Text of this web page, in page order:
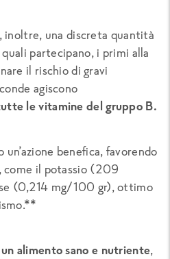
inoltre, una discreta quantità
quali partecipano, i primi alla
il rischio di gravi
agiscono
le vitamine del gruppo B.
benefica, favorendo
come il potassio (209
(0,214 mg/100 gr), ottimo
alimento sano e nutriente,